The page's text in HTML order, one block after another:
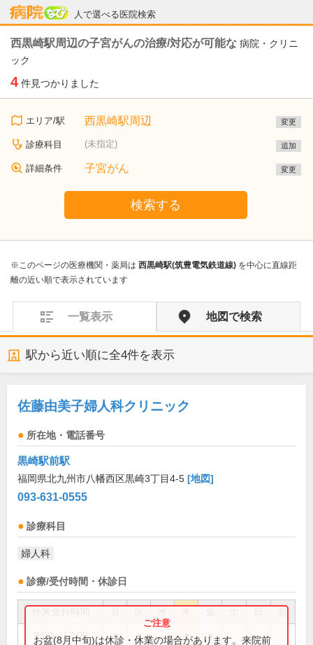
人で選べる医院検索
病院なび
西黒崎駅周辺の子宮がんの治療/対応が可能な 病院・クリニ
ック
4 件見つかりました
エリア/駅 西黒崎駅周辺 変更
診療科目 (未指定) 追加
詳細条件 子宮がん 変更
検索する
※このページの医療機関・薬局は 西黒崎駅(筑豊電気鉄道線) を中心に直線距
離の近い順で表示されています
一覧表示 地図で検索
駅から近い順に全4件を表示
佐藤由美子婦人科クリニック
所在地・電話番号
黒崎駅前駅
福岡県北九州市八幡西区黒崎3丁目4-5 [地図]
093-631-0555
診療科目
婦人科
診療/受付時間・休診日
祝
9:00～12:00 ● ● ● ●
お盆(8月中旬)は休診・休業の場合があります。来院前